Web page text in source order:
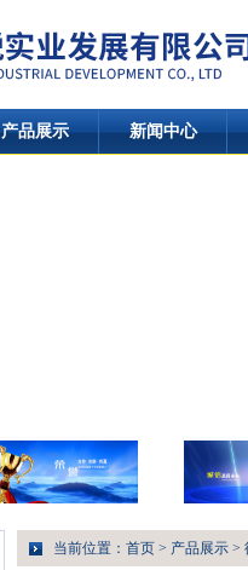
产品展示 新闻中心
当前位置： 首页 > 产品展示 >